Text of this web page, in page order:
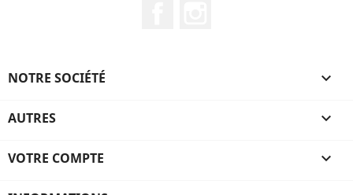
NOTRE SOCIÉTÉ 
AUTRES 
VOTRE COMPTE 